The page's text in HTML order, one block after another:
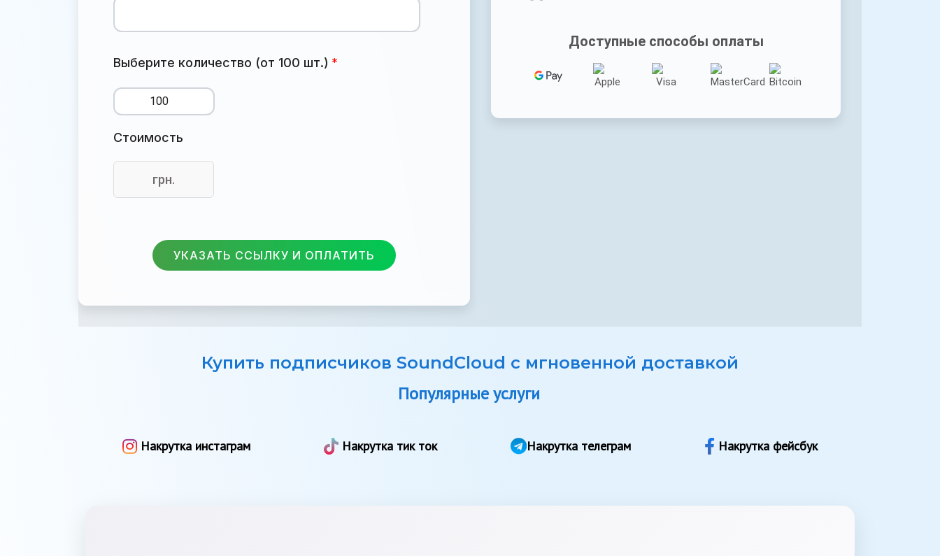
Выберите количество (от 100 шт.)
Стоимость
грн.
УКАЗАТЬ ССЫЛКУ И ОПЛАТИТЬ
Доступные способы оплаты
Купить подписчиков SoundCloud с мгновенной доставкой
Популярные услуги
Накрутка инстаграм Накрутка тик ток Накрутка телеграм Накрутка фейсбук